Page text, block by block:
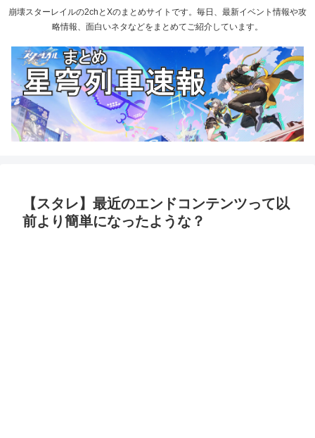
崩壊スターレイルの2chとXのまとめサイトです。毎日、最新イベント情報や攻
略情報、面白いネタなどをまとめてご紹介しています。
【スタレ】最近のエンドコンテンツって以
前より簡単になったような？